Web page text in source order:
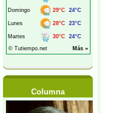
Columna